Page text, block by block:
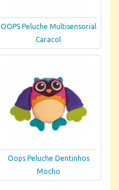
OOPS Peluche Multisensorial
Caracol
Oops Peluche Dentinhos
Mocho